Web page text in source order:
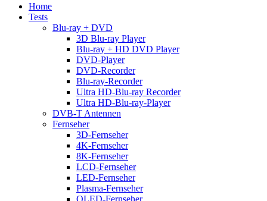
Close
Menu
Home
Tests
Blu-ray + DVD
3D Blu-ray Player
Blu-ray + HD DVD Player
DVD-Player
DVD-Recorder
Blu-ray-Recorder
Ultra HD-Blu-ray Recorder
Ultra HD-Blu-ray-Player
DVB-T Antennen
Fernseher
3D-Fernseher
4K-Fernseher
8K-Fernseher
LCD-Fernseher
LED-Fernseher
Plasma-Fernseher